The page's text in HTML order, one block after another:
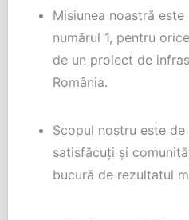
Misiunea noastră este
numărul 1, pentru
de un proiect de
România.
Scopul nostru este
satisfăcuţi şi
bucură de rezultatul